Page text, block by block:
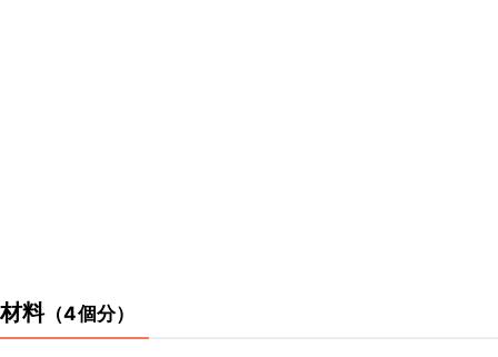
材料（4個分）